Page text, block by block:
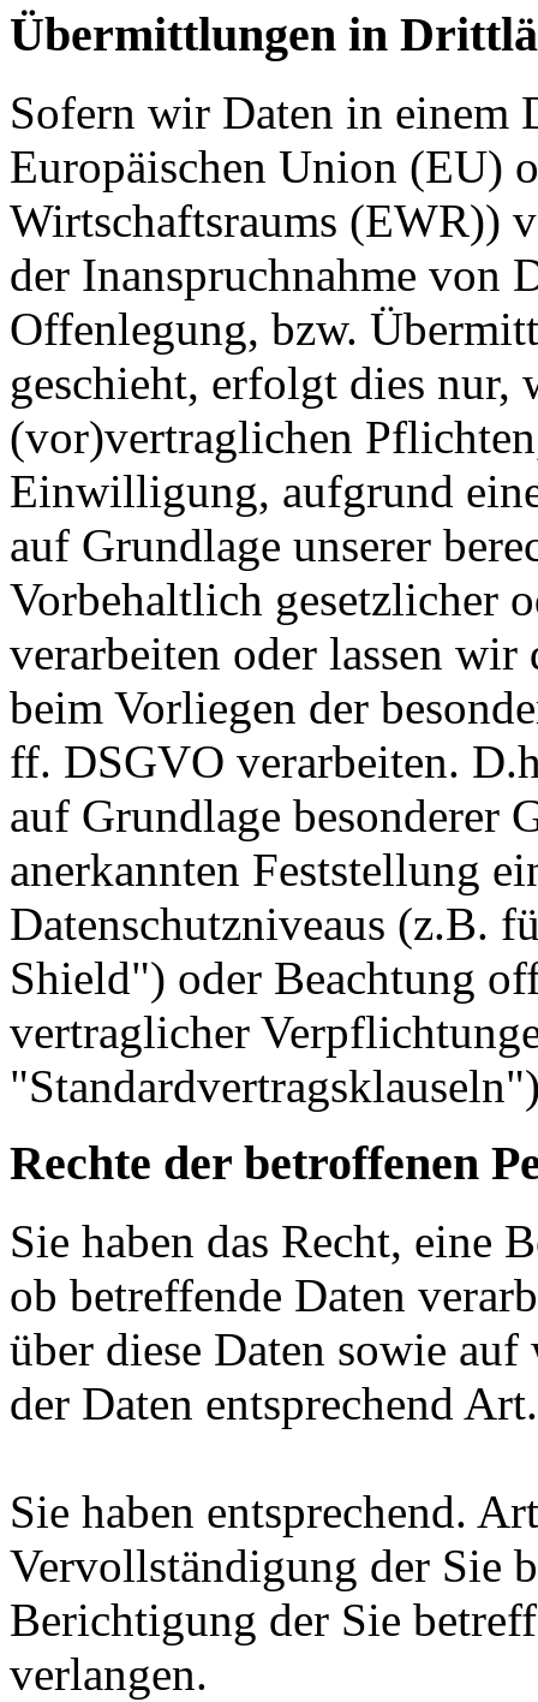
Übermittlungen in
Sofern wir Daten in einem
Europäischen Union (EU)
Wirtschaftsraums (EWR))
der Inanspruchnahme von
Offenlegung, bzw.
geschieht, erfolgt dies nur,
(vor)vertraglichen
Einwilligung, aufgrund
auf Grundlage unserer
Vorbehaltlich gesetzlicher
verarbeiten oder lassen
beim Vorliegen der
ff. DSGVO verarbeiten.
auf Grundlage besonderer
anerkannten Feststellung
Datenschutzniveaus (z.B.
Shield") oder Beachtung
vertraglicher
Rechte der betroffenen
Sie haben das Recht, eine
ob betreffende Daten
über diese Daten sowie
der Daten entsprechend
Sie haben entsprechend.
Vervollständigung der Sie
Berichtigung der Sie
verlangen.